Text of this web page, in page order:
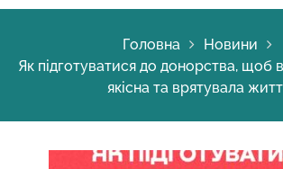
Головна
Новини
Як підготуватися до донорства, щоб
якісна та врятувала